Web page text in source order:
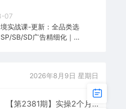
07
实战课-更新：全品类选
SB/SD广告精细化｜新
2026年8月9日 星期日
【第2381期】实操2个月，月收益2万+，可长期操作的正规赚钱项目